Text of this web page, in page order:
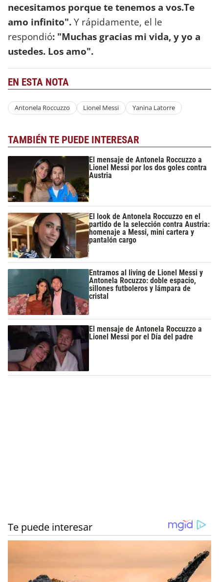
necesitamos porque te tenemos a vos.Te
amo infinito".Y rápidamente, el le
respondió: "Muchas gracias mi vida, y yo a
ustedes. Los amo".
EN ESTA NOTA
Antonela Roccuzzo Lionel Messi Yanina Latorre
TAMBIÉN TE PUEDE INTERESAR
El mensaje de Antonela Roccuzzo a
Lionel Messi por los dos goles contra
Austria
El look de Antonela Roccuzzo en el
partido de la selección contra Austria:
homenaje a Messi, mini cartera y
pantalón cargo
Entramos al living de Lionel Messi y
Antonela Rocuzzo: doble espacio,
sillones futboleros y lámpara de
cristal
El mensaje de Antonela Roccuzzo a
Lionel Messi por el Día del padre